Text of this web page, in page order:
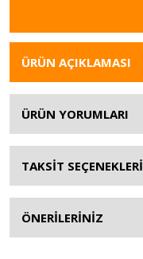
ÜRÜN AÇIKLAMASI
ÜRÜN YORUMLARI
TAKSİT SEÇENEKLERİ
ÖNERİLERİNİZ